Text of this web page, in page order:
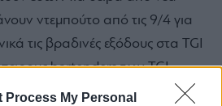
Process My Personal
ντεμπούτο από τις 9/4 για
τις βραδινές εξόδους στα TGI
bartenders των TGI
καλοφτιαγμένα cocktail με